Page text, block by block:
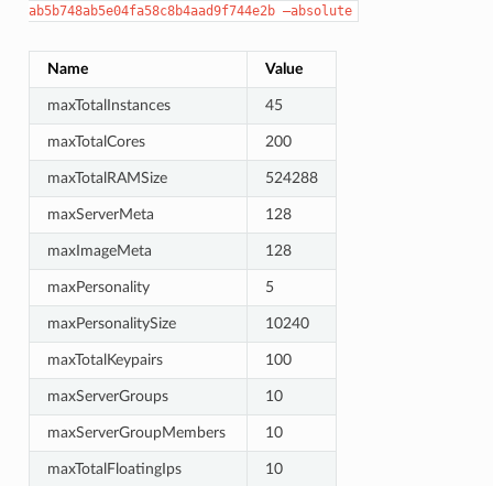
ab5b748ab5e04fa58c8b4aad9f744e2b –absolute
Name Value
maxTotalInstances 45
maxTotalCores 200
maxTotalRAMSize 524288
maxServerMeta 128
maxImageMeta 128
maxPersonality 5
maxPersonalitySize 10240
maxTotalKeypairs 100
maxServerGroups 10
maxServerGroupMembers 10
maxTotalFloatingIps 10